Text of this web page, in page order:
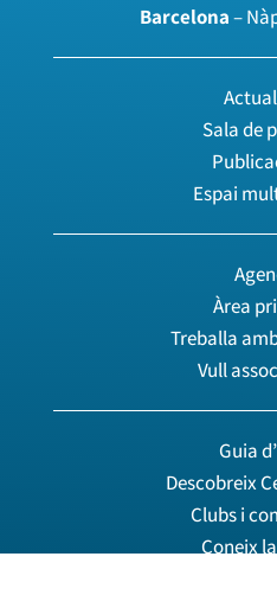
Barcelona–
Sala de
Espai
Àrea
Treballa
Vull
Guia
Descobreix
Clubs i
Coneix